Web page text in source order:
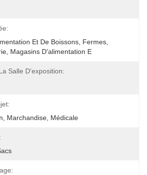
Et De Boissons, Fermes,
Magasins D'alimentation E
Salle D'exposition:
Marchandise, Médicale